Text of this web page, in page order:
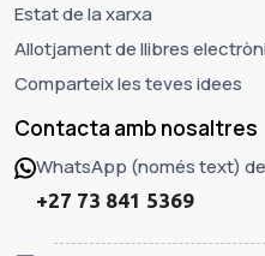
Estat de la xarxa
Allotjament de llibres
Comparteix les teves idees
Contacta amb nosaltres
WhatsApp (només text) de
+27 73 841 5369